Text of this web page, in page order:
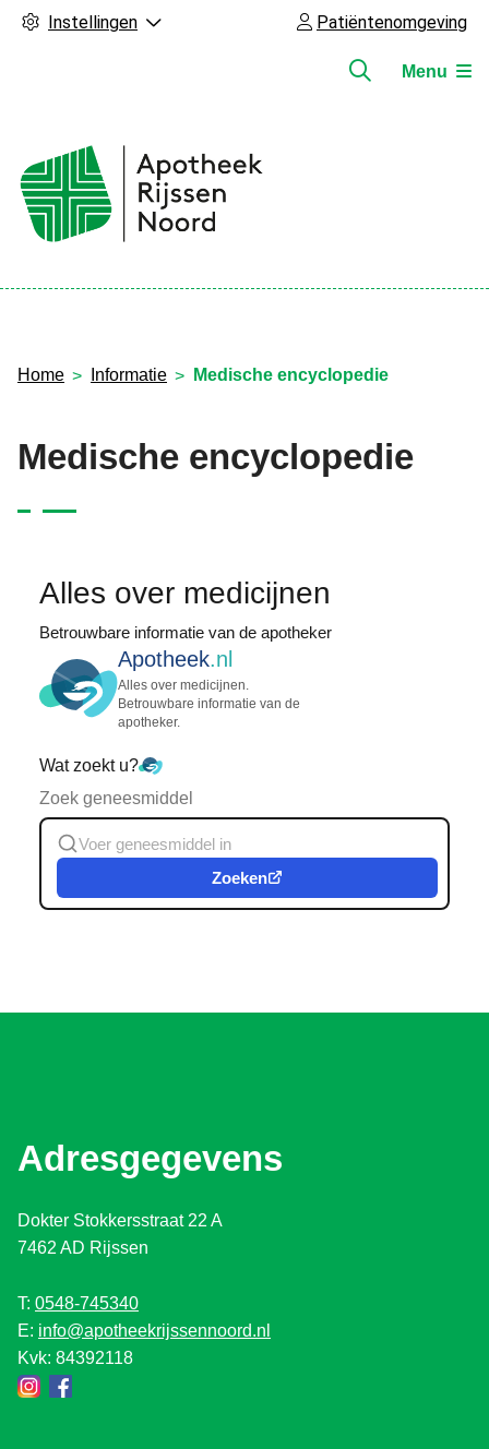
Instellingen Patiëntenomgeving
Menu
Home Informatie Medische encyclopedie
Medische encyclopedie
Alles over medicijnen
Betrouwbare informatie van de apotheker
Apotheek.nl
Alles over medicijnen.
Betrouwbare informatie van de
apotheker.
Wat zoekt u?
Zoek geneesmiddel
Zoeken
Adresgegevens
Dokter Stokkersstraat 22 A
7462 AD Rijssen
T: 0548-745340
E: info@apotheekrijssennoord.nl
Kvk: 84392118